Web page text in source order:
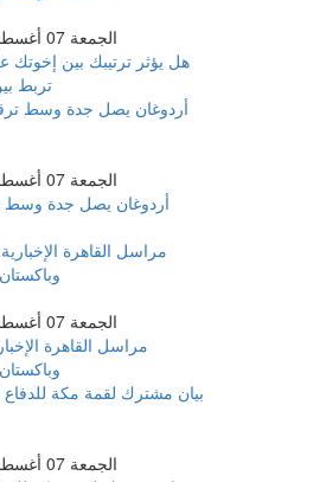
الجمعة 07 أغسطس 2026 11:33 مساءً
هل يؤثر ترتيبك بين
تربط
الجمعة 07 أغسطس 2026 11:47 مساءً
أردوغان يصل جدة وسط
الجمعة 07 أغسطس 2026 11:47 مساءً
مراسل القاهرة
الجمعة 07 أغسطس 2026 11:47 مساءً